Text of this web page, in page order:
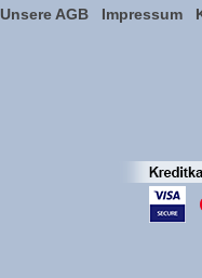
Unsere AGB Impressum